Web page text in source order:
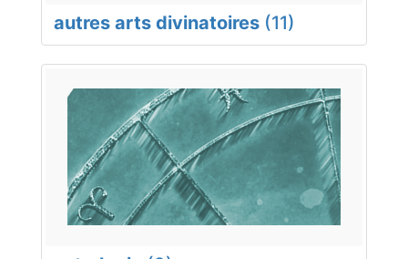
autres arts divinatoires (11)